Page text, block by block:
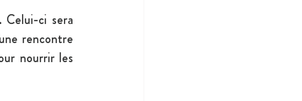
Celui-ci sera
rencontre
nourrir les